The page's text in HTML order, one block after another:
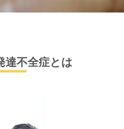
達不全症とは